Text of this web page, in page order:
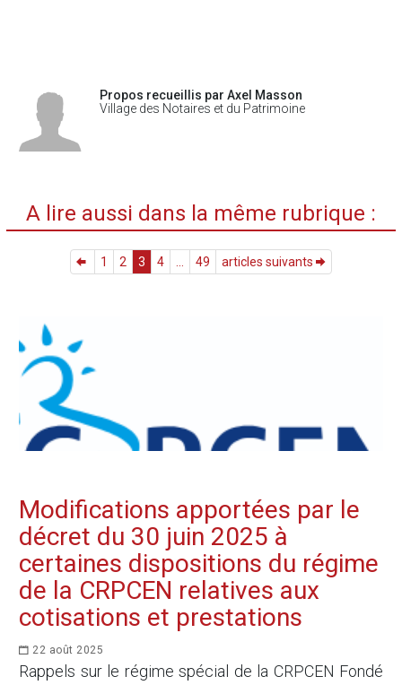
Propos recueillis par Axel Masson
Village des Notaires et du Patrimoine
A lire aussi dans la même rubrique :
1 2 3 4 49 articles suivants
Modifications apportées par le
décret du 30 juin 2025 à
certaines dispositions du régime
de la CRPCEN relatives aux
cotisations et prestations
22 août 2025
Rappels sur le régime spécial de la CRPCEN Fondé